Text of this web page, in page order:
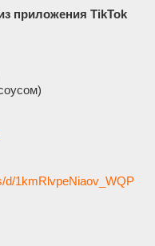
приложения TikTok
d/1kmRlvpeNiaov_WQP